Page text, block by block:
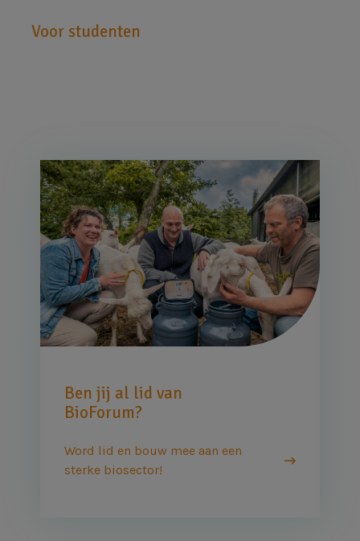
Voor studenten
Afbeelding
Ben jij al lid van
BioForum?
Word lid en bouw mee aan een
sterke biosector!